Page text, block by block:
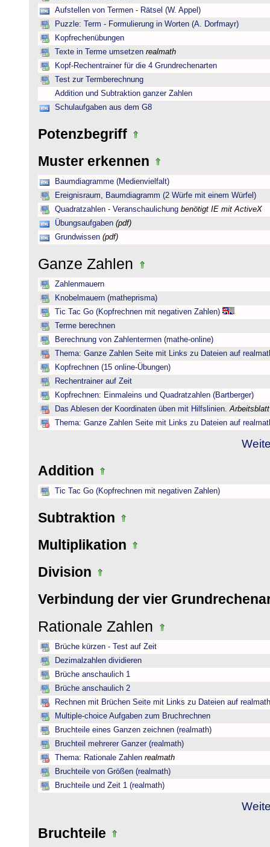
Aufstellen von Termen - Rätsel (W. Appel)
Puzzle: Term - Formulierung in Worten (A. Dorfmayr)
Kopfrechenübungen
Texte in Terme umsetzen realmath
Kopf-Rechentrainer für die 4 Grundrechenarten
Test zur Termberechnung
Addition und Subtraktion ganzer Zahlen
Schulaufgaben aus dem G8
Potenzbegriff
Muster erkennen
Baumdiagramme (Medienvielfalt)
Ereignisraum, Baumdiagramm (2 Würfe mit einem Würfel)
Quadratzahlen - Veranschaulichung benötigt IE mit ActiveX
Übungsaufgaben (pdf)
Grundwissen (pdf)
Ganze Zahlen
Zahlenmauern
Knobelmauern (matheprisma)
Tic Tac Go (Kopfrechnen mit negativen Zahlen)
Terme berechnen
Berechnung von Zahlentermen (mathe-online)
Thema: Ganze Zahlen Seite mit Links zu Dateien auf
Kopfrechnen (15 online-Übungen)
Rechentrainer auf Zeit
Kopfrechnen: Einmaleins und Quadratzahlen (Bartberger)
Das Ablesen der Koordinaten üben mit Hilfslinien.
Thema: Ganze Zahlen Seite mit Links zu Dateien auf
Addition
Tic Tac Go (Kopfrechnen mit negativen Zahlen)
Subtraktion
Multiplikation
Division
Verbindung der vier
Rationale Zahlen
Brüche kürzen - Test auf Zeit
Dezimalzahlen dividieren
Brüche anschaulich 1
Brüche anschaulich 2
Rechnen mit Brüchen Seite mit Links zu Dateien auf
Multiple-choice Aufgaben zum Bruchrechnen
Bruchteile eines Ganzen zeichnen (realmath)
Bruchteil mehrerer Ganzer (realmath)
Thema: Rationale Zahlen realmath
Bruchteile von Größen (realmath)
Bruchteile und Zeit 1 (realmath)
Bruchteile